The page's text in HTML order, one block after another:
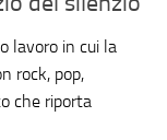
lavoro in cui la
rock, pop,
che riporta